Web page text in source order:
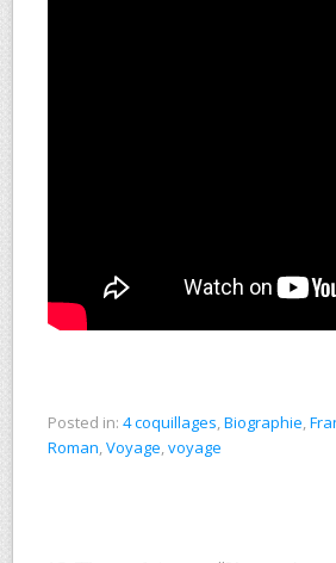
Posted in: 4 coquillages,Biographie,
Roman,Voyage,voyage